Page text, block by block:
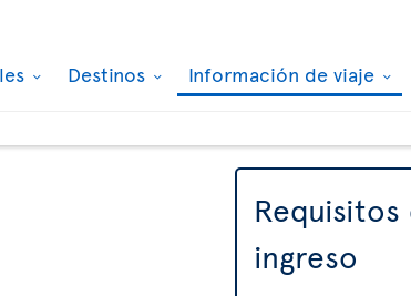
Destinos Información de viaje
Requisitos
ingreso